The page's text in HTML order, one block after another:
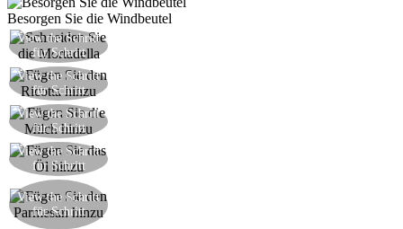
Besorgen Sie die Windbeutel
View the Schritt
für Schritt
View the Schritt
für Schritt
View the Schritt
für Schritt
View the Schritt
für Schritt
View the Schritt
für Schritt